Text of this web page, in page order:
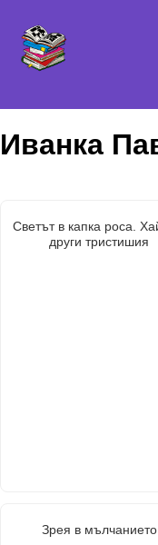
Иванка
Светът в капка роса.
други тристишия
Зрея в мълчанието